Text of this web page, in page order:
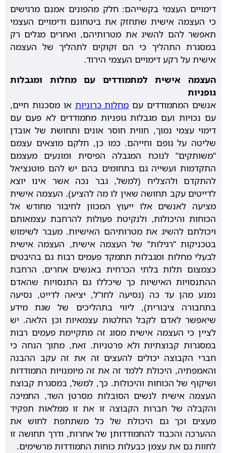
דימויים העצמי בקשייהם: חלק מהפונים אמנם מרגישים
כי העצמה אישית שתחזק את ביטחונם ודימויים העצמי
תאפשר להם להשיג את מטרותיהם, ואחרים מגלים רק
במסגרת התהליך כי הם זקוקים לתהליך של העצמה
אישית על רקע דימויים העצמי הירוד.
העצמה אישית למתמודדים עם מחלות ומגבלות
גופניות
אנשים המתמודדים עם מחלות כרוניות או מסכנות חיים,
עם נכויות ועם מגבלות גופניות מתמודדים לא פעם עם
דימוי עצמי נמוך, חווית חוסר אונים ותחושת של אובדן
שליטה על גופם וחייהם. כמו כן, חלקם מוצאים עצמם
"משותקים" לנוכח המגבלה הפיסית ומונעים מעצמם
התקדמות ועשייה גם בתחומים בהם יש להם פוטנציאל
להתקדם ולהצליח (למשל, גבר נכה אשר אינו יוצא
לדייטים עקב תחושה שאין לו מה להציע). העצמה אישית
מציעה לאנשים אלו ייעוץ המכוון לחיבור מחודש אל
הכוחות והיכולות, ולנקיטת פעולות להרחבת עצמאותם
ויכולתם להשיג את מטרותיהם האישיות. מעבר לשימוש
בטכניקות "רגילות" של העצמה אישית, העצמה אישית
לבעלי מחלות ומגבלות תתמקד פעמים רבות גם בהיבטים
כצמצום תלות בלתי הכרחית באנשים אחרים, הרחבת
ההתנסויות האישיות כך שיכללו גם התנסויות שהאדם
נמנע מהן עד כה (נסיעה לחו"ל, יציאה לדייט, נסיעה
בתחבורה ציבורית), ליווי בתהליכים של שגת מידע
שיאפשר לאדם לקבל החלטות עצמאיות וכן הלאה. יש
לציין כי העצמה אישית מסוג זה מתקיימת פעמים רבות
במסגרות קבוצתיות ולא פרטניות. זאת, מתוך הנחה כי
חברי הקבוצה יכולים להעצים זה את זה עקב ההבנה
והאמפתיה, היכולת ללמד זה את זה מיומנויות התמודדות
ושיקוף של הכוחות והיכולות. כך, למשל, במסגרת קבוצת
העצמה אישית לנשים הסובלות מסרטן השד, התמיכה
והקבלה של חברות הקבוצה זו את זו ממלאות תפקיד
מעצים וכך גם היכולת של כל משתתפת לחוש את
ההערכה והכבוד להתמודדותן של אחרות, ודרך תחושה זו
לחוות גם את עצמן כבעלות כוחות התמודדות מרשימים.